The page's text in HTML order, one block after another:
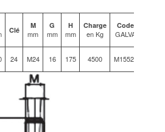
Clé
M
mm
G
mm
H
mm
Charge
en Kg
Code
GALVA
24 M24 16 175 4500 M15528